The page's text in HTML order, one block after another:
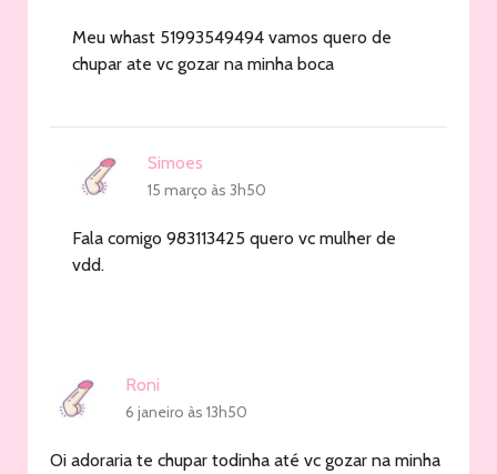
Meu whast 51993549494 vamos quero de
chupar ate vc gozar na minha boca
Simoes
15 março às 3h50
Fala comigo 983113425 quero vc mulher de
vdd.
Roni
6 janeiro às 13h50
Oi adoraria te chupar todinha até vc gozar na minha